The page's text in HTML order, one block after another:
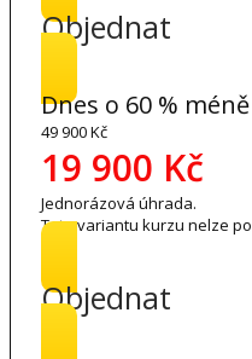
Objednat
Dnes o 60 % méně
49 900 Kč
19 900 Kč
Jednorázová úhrada.
Tuto variantu kurzu nelze
Objednat